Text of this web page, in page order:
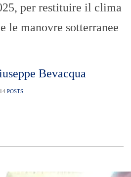
per restituire il clima
le manovre sotterranee
Bevacqua
POSTS